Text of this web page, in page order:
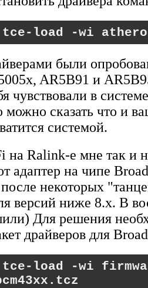
tce-load -wi
были
AR5B91 и
чувствовали в
можно сказать что и
системой.
на Ralink-е мне так и
адаптер на чипе
после некоторых
версий ниже 8.х. В
Для решения
драйверов для
tce-load -wi